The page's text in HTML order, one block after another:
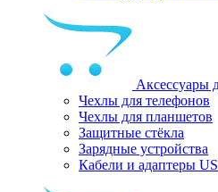
Аксессуары
Чехлы для телефонов
Чехлы для планшетов
Защитные стёкла
Зарядные устройства
Кабели и адаптеры